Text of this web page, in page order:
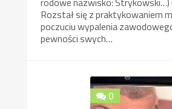
Rozstał się z praktykowaniem
poczuciu wypalenia
pewności swych…
0